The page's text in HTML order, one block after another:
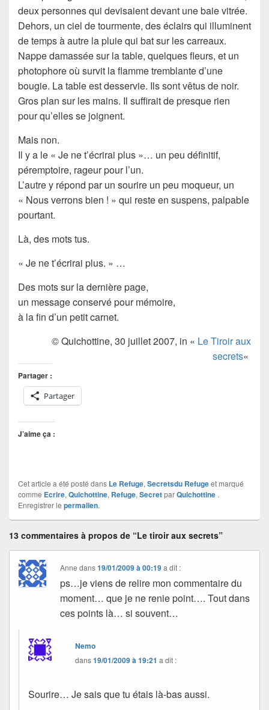
deux personnes qui devisaient devant une baie vitrée.
Dehors, un ciel de tourmente, des éclairs qui illuminent
de temps à autre la pluie qui bat sur les carreaux.
Nappe damassée sur la table, quelques fleurs, et un
photophore où survit la flamme tremblante d’une
bougie. La table est desservie. Ils sont vêtus de noir.
Gros plan sur les mains. Il suffirait de presque rien
pour qu’elles se joignent.
Mais non.
Il y a le « Je ne t’écrirai plus »… un peu définitif,
péremptoire, rageur pour l’un.
L’autre y répond par un sourire un peu moqueur, un
« Nous verrons bien ! » qui reste en suspens, palpable
pourtant.
Là, des mots tus.
« Je ne t’écrirai plus. » …
Des mots sur la dernière page,
un message conservé pour mémoire,
à la fin d’un petit carnet.
© Quichottine, 30 juillet 2007, in « Le Tiroir aux
secrets«
Partager :
Partager
J’aime ça :
Cet article a été posté dans Le Refuge, Secretsdu Refugeet marqué
comme Ecrire, Quichottine, Refuge, SecretparQuichottine .
Enregistrer le permalien.
13 commentaires à propos de “Le tiroir aux secrets”
Anne dans19/01/2009 à 00:19 a dit :
ps…je viens de relire mon commentaire du
moment… que je ne renie point…. Tout dans
ces points là… si souvent…
Nemo
dans19/01/2009 à 19:21 a dit :
Sourire… Je sais que tu étais là-bas aussi.